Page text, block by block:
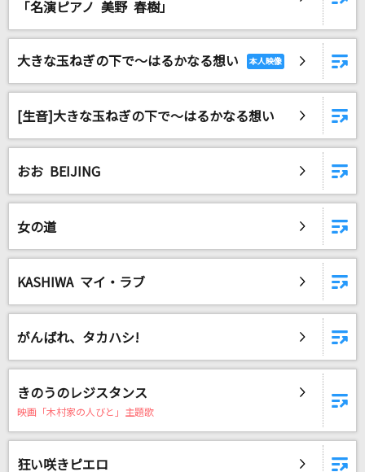
もっと見る
カラオケ最新情報をチェック！
自宅でカラオケ歌い放題！
家族や友達と一緒に！練習にも！
「名演ピアノ 美野 春樹」
大きな玉ねぎの下で～はるかなる想い
[生音]大きな玉ねぎの下で～はるかなる想い
おお BEIJING
女の道
KASHIWA マイ・ラブ
がんばれ、タカハシ!
きのうのレジスタンス
映画「木村家の人びと」主題歌
狂い咲きピエロ